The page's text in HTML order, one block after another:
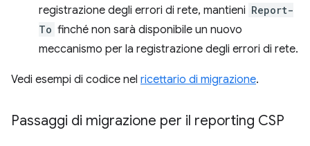
registrazione degli errori di rete, mantieni Report-
To finché non sarà disponibile un nuovo
meccanismo per la registrazione degli errori di rete.
Vedi esempi di codice nel ricettario di migrazione.
Passaggi di migrazione per il reporting CSP